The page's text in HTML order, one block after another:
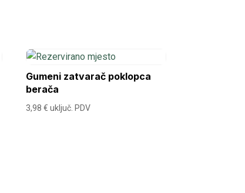
Gumeni zatvarač poklopca
berača
3,98€ uključ. PDV